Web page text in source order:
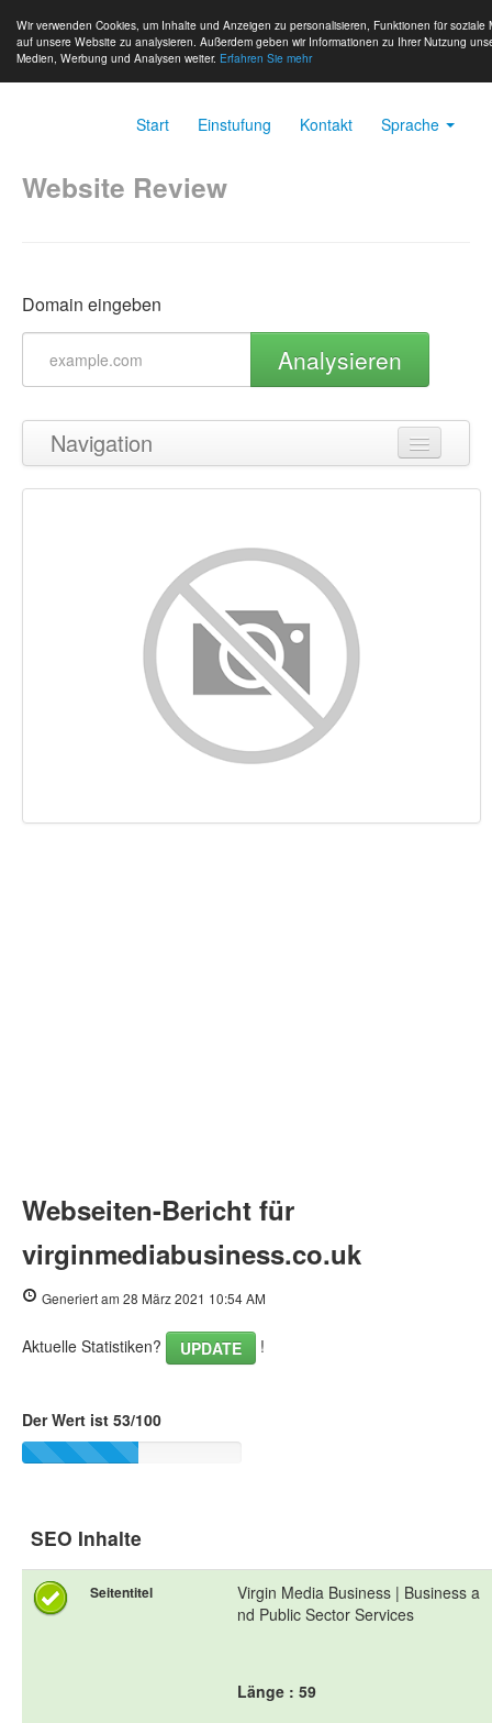
Wir verwenden Cookies, um Inhalte und Anzeigen zu personalisieren, Funktionen für
auf unsere Website zu analysieren. Außerdem geben wir Informationen zu Ihrer Nutzung
Medien, Werbung und Analysen weiter. Erfahren Sie mehr
Start Einstufung Kontakt Sprache
Website Review
Domain eingeben
Analysieren
Navigation
Zurück zum Seitenanfang
Suchbegriffe
Benutzerfreundlichkeit
Dokument
Webseiten-Bericht für
virginmediabusiness.co.uk
Generiert am 28 März 2021 10:54 AM
Aktuelle Statistiken? UPDATE !
Der Wert ist 53/100
SEO Inhalte
Seitentitel
Virgin Media Business | Business a
nd Public Sector Services
Länge : 59